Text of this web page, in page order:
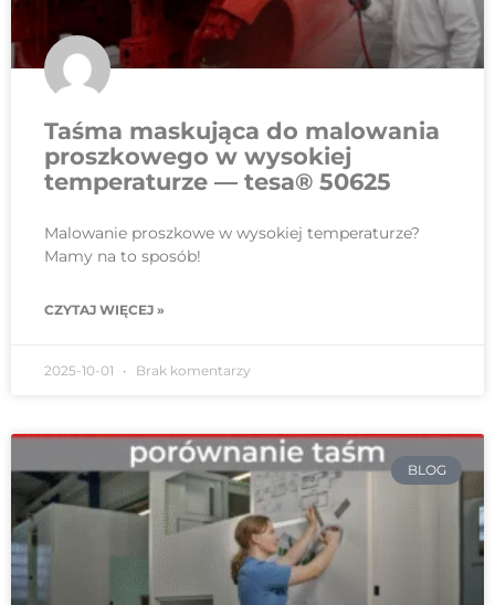
Taśma maskująca do malowania
proszkowego w wysokiej
temperaturze — tesa® 50625
Malowanie proszkowe w wysokiej temperaturze?
Mamy na to sposób!
CZYTAJ WIĘCEJ »
2025-10-01 Brak komentarzy
BLOG